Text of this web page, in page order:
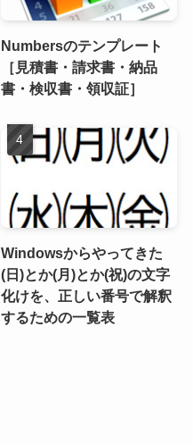
Numbersのテンプレート
［見積書・請求書・納品
書・検収書・領収証］
Windowsからやってきた
(日)とか(月)とか(祝)の文字
化けを、正しい番号で解釈
するための一覧表